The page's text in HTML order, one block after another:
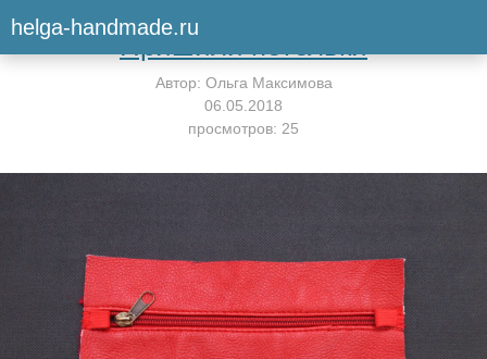
helga-handmade.ruВернуться к мастер-классу
Пришили петельки
Автор: Ольга Максимова
06.05.2018
просмотров: 25